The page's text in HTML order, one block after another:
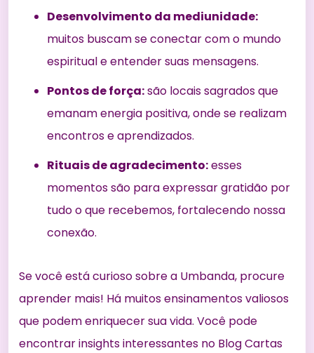
Desenvolvimento da mediunidade:
muitos buscam se conectar com o mundo
espiritual e entender suas mensagens.
Pontos de força:são locais sagrados que
emanam energia positiva, onde se realizam
encontros e aprendizados.
Rituais de agradecimento:esses
momentos são para expressar gratidão por
tudo o que recebemos, fortalecendo nossa
conexão.
Se você está curioso sobre a Umbanda, procure
aprender mais! Há muitos ensinamentos valiosos
que podem enriquecer sua vida. Você pode
encontrar insights interessantes no Blog Cartas